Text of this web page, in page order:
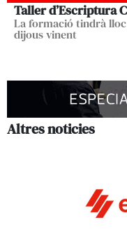
Taller d’Escriptura
La formació tindrà
dijous vinent
Altres noticies